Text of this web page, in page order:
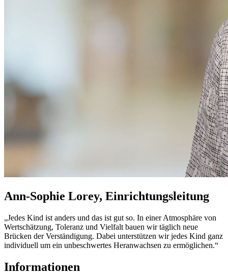
Ann-Sophie Lorey, Einrichtungsleitung
„Jedes Kind ist anders und das ist gut so. In einer Atmosphäre von
Wertschätzung, Toleranz und Vielfalt bauen wir täglich neue
Brücken der Verständigung. Dabei unterstützen wir jedes Kind ganz
individuell um ein unbeschwertes Heranwachsen zu ermöglichen.“
Informationen